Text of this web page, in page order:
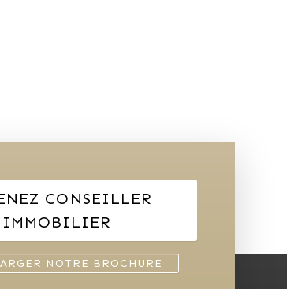
CONSEILLER
IMMOBILIER
NOTRE BROCHURE